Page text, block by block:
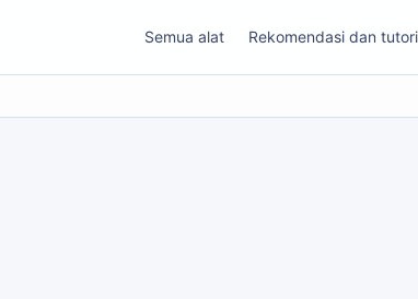
Semua alat Rekomendasi dan